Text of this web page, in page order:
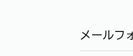
メールフ